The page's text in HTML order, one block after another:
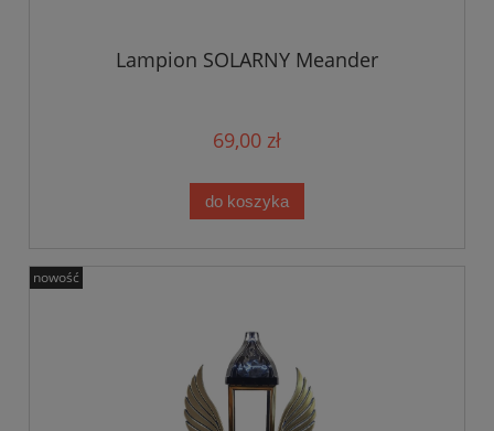
Lampion SOLARNY Meander
69,00 zł
do koszyka
nowość